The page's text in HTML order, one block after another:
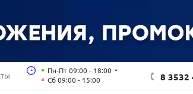
Пн-Пт 09:00 - 18:00
Сб 09:00 - 15:00
8 3532